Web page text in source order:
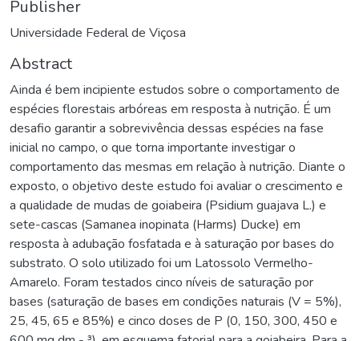
Publisher
Universidade Federal de Viçosa
Abstract
Ainda é bem incipiente estudos sobre o comportamento de
espécies florestais arbóreas em resposta à nutrição. É um
desafio garantir a sobrevivência dessas espécies na fase
inicial no campo, o que torna importante investigar o
comportamento das mesmas em relação à nutrição. Diante o
exposto, o objetivo deste estudo foi avaliar o crescimento e
a qualidade de mudas de goiabeira (Psidium guajava L.) e
sete-cascas (Samanea inopinata (Harms) Ducke) em
resposta à adubação fosfatada e à saturação por bases do
substrato. O solo utilizado foi um Latossolo Vermelho-
Amarelo. Foram testados cinco níveis de saturação por
bases (saturação de bases em condições naturais (V = 5%),
25, 45, 65 e 85%) e cinco doses de P (0, 150, 300, 450 e